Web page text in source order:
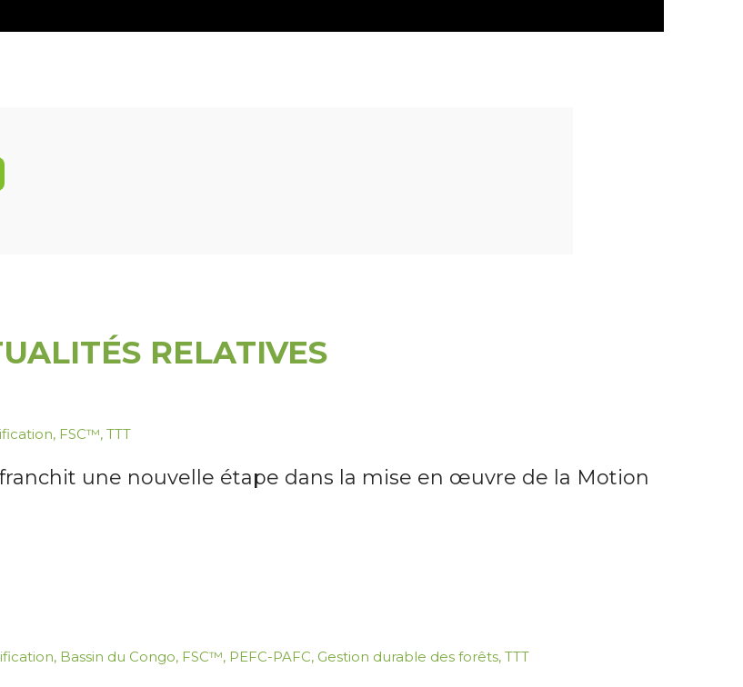
RELATIVES
, FSC™, TTT
franchit une nouvelle étape dans la mise en œuvre de la Motion
, Bassin du Congo, FSC™, PEFC-PAFC, Gestion durable des forêts, TTT